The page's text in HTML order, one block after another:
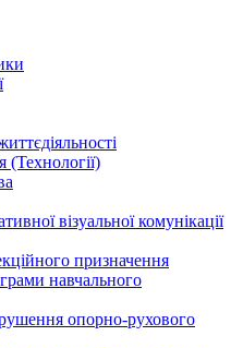
(Технології)
візуальної комунікації
призначення
навчального
опорно-рухового